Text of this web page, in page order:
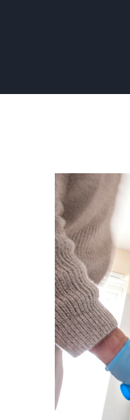
Behang
Schilderen:
Welke
Soorten
zijn
Schilderbaar?